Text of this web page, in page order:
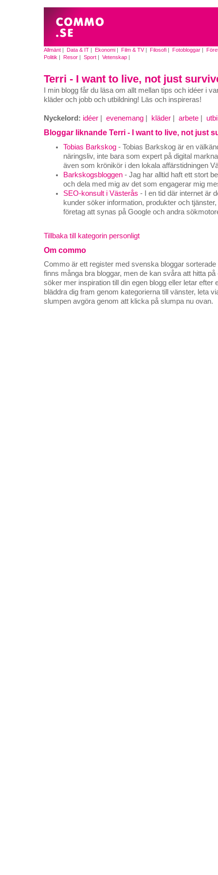
Allmänt | Data & IT | Ekonomi | Film & TV| Filosofi | Fotobloggar |
Politik | Resor | Sport | Vetenskap |
Terri - I want to live, not just
I min blogg får du läsa om allt mellan tips och idéer i
kläder och jobb och utbildning! Läs och inspireras!
Nyckelord: idéer evenemang kläder arbete
Bloggar liknande Terri - I want to live, not just
Tobias Barkskog - Tobias Barkskog är en
näringsliv, inte bara som expert på digital
även som krönikör i den lokala affärstidningen
Barkskogsbloggen - Jag har alltid haft ett stort
och dela med mig av det som engagerar mig
SEO-konsult i Västerås - I en tid där internet är
kunder söker information, produkter och
företag att synas på Google och andra
Tillbaka till kategorin personligt
Om commo
Commo är ett register med svenska bloggar sorterade
finns många bra bloggar, men de kan svåra att hitta
söker mer inspiration till din egen blogg eller letar efter
bläddra dig fram genom kategorierna till vänster, leta
slumpen avgöra genom att klicka på slumpa nu ovan.